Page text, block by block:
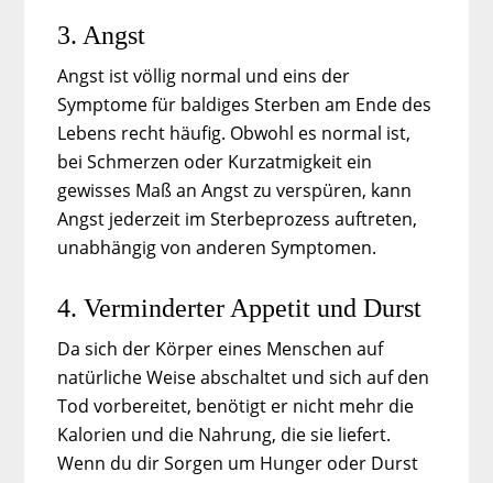
3. Angst
Angst ist völlig normal und eins der
Symptome für baldiges Sterben am Ende des
Lebens recht häufig. Obwohl es normal ist,
bei Schmerzen oder Kurzatmigkeit ein
gewisses Maß an Angst zu verspüren, kann
Angst jederzeit im Sterbeprozess auftreten,
unabhängig von anderen Symptomen.
4. Verminderter Appetit und Durst
Da sich der Körper eines Menschen auf
natürliche Weise abschaltet und sich auf den
Tod vorbereitet, benötigt er nicht mehr die
Kalorien und die Nahrung, die sie liefert.
Wenn du dir Sorgen um Hunger oder Durst